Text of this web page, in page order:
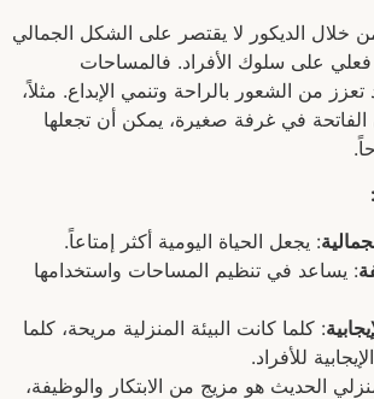
الديكور لا يقتصر على الشكل الجمالي
على سلوك الأفراد. فالمساحات
من الشعور بالراحة وتنمي الإبداع. مثلاً،
الفاتحة في غرفة صغيرة، يمكن أن تجعلها
: يجعل الحياة اليومية أكثر إمتاعاً.
: يساعد في تنظيم المساحات واستخدامها
: كلما كانت البيئة المنزلية مريحة، كلما
للأفراد.
الحديث هو مزيج من الابتكار والوظيفة،